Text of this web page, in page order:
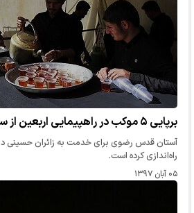
برپایی ۵ موکب در راهپیمایی اربعین از سوی آستان قدس
راه‌اندازی کرده است.
۰۵ آبان ۱۳۹۷